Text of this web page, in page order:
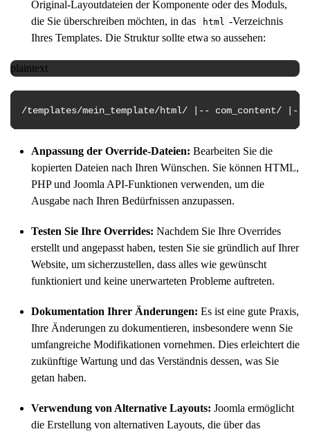
Original-Layoutdateien der Komponente oder des Moduls,
die Sie überschreiben möchten, in das
html -Verzeichnis
Ihres Templates. Die Struktur sollte etwa so aussehen:
plaintext
/templates/mein_template/html/ |-- com_content/
Anpassung der Override-Dateien: Bearbeiten Sie die
kopierten Dateien nach Ihren Wünschen. Sie können HTML,
PHP und Joomla API-Funktionen verwenden, um die
Ausgabe nach Ihren Bedürfnissen anzupassen.
Testen Sie Ihre Overrides: Nachdem Sie Ihre Overrides
erstellt und angepasst haben, testen Sie sie gründlich auf Ihrer
Website, um sicherzustellen, dass alles wie gewünscht
funktioniert und keine unerwarteten Probleme auftreten.
Dokumentation Ihrer Änderungen: Es ist eine gute Praxis,
Ihre Änderungen zu dokumentieren, insbesondere wenn Sie
umfangreiche Modifikationen vornehmen. Dies erleichtert die
zukünftige Wartung und das Verständnis dessen, was Sie
getan haben.
Verwendung von Alternative Layouts: Joomla ermöglicht
die Erstellung von alternativen Layouts, die über das